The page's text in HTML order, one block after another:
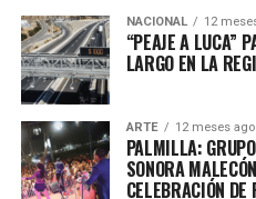
NACIONAL 12
“PEAJE A LUCA”
LARGO EN LA
ARTE 12 meses ago
PALMILLA:
SONORA
CELEBRACIÓN